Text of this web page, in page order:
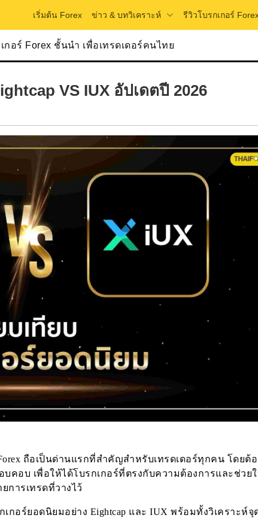
เริ่มต้น Forex ข่าว & บทวิเคราะห์ รีวิวโบรกเกอร์
กอร์ Forex ชั้นนำ เพื่อเทรดเดอร์คนไทย
VS IUX อัปเดตปี 2026
ถือเป็นด่านแรกที่สำคัญสำหรับเทรดเดอร์ทุกคน โดยต้อ
คอบ เพื่อให้ได้โบรกเกอร์ที่ตรงกับความต้องการและช่วย
การเทรดที่วางไว้
เกอร์ยอดนิยมอย่าง Eightcap และ IUX พร้อมทั้งวิเคราะห์จุ